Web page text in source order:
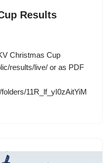
Results
Christmas Cup
results/live/ or as PDF
11R_lf_yI0zAitYiM